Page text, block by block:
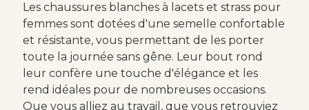
Les chaussures blanches à lacets et strass pour
femmes sont dotées d'une semelle confortable
et résistante, vous permettant de les porter
toute la journée sans gêne. Leur bout rond
leur confère une touche d'élégance et les
rend idéales pour de nombreuses occasions.
Que vous alliez au travail, que vous retrouviez